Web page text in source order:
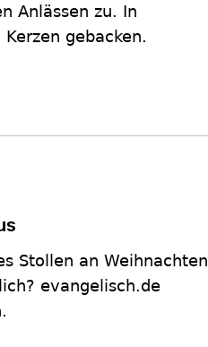
Anlässen zu. In
gebacken.
Stollen an Weihnachten
evangelisch.de